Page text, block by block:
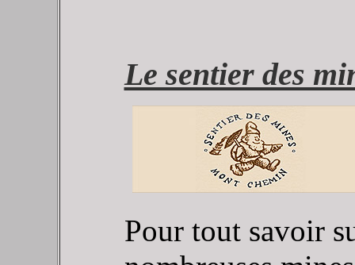
Le sentier des
Pour tout savoir